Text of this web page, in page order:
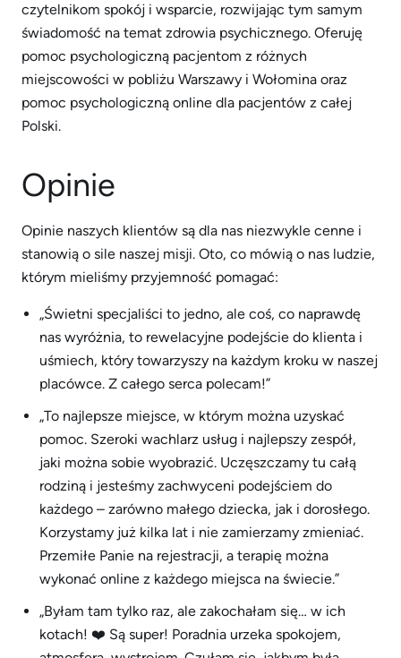
czytelnikom spokój i wsparcie, rozwijając tym samym
świadomość na temat zdrowia psychicznego. Oferuję
pomoc psychologiczną pacjentom z różnych
miejscowości w pobliżu Warszawy i Wołomina oraz
pomoc psychologiczną online dla pacjentów z całej
Polski.
Opinie
Opinie naszych klientów są dla nas niezwykle cenne i
stanowią o sile naszej misji. Oto, co mówią o nas ludzie,
którym mieliśmy przyjemność pomagać:
„Świetni specjaliści to jedno, ale coś, co naprawdę
nas wyróżnia, to rewelacyjne podejście do klienta i
uśmiech, który towarzyszy na każdym kroku w naszej
placówce. Z całego serca polecam!”
„To najlepsze miejsce, w którym można uzyskać
pomoc. Szeroki wachlarz usług i najlepszy zespół,
jaki można sobie wyobrazić. Uczęszczamy tu całą
rodziną i jesteśmy zachwyceni podejściem do
każdego – zarówno małego dziecka, jak i dorosłego.
Korzystamy już kilka lat i nie zamierzamy zmieniać.
Przemiłe Panie na rejestracji, a terapię można
wykonać online z każdego miejsca na świecie.”
„Byłam tam tylko raz, ale zakochałam się… w ich
kotach! ❤️ Są super! Poradnia urzeka spokojem,